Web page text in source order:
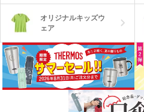
オリジナルキッズウ
ェア